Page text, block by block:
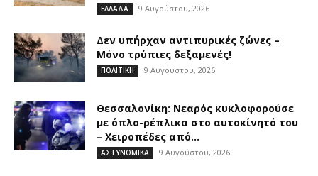
ΕΛΛΑΔΑ 9 Αυγούστου, 2026
Δεν υπήρχαν αντιπυρικές ζώνες –
Μόνο τρύπιες δεξαμενές!
ΠΟΛΙΤΙΚΗ 9 Αυγούστου, 2026
Θεσσαλονίκη: Νεαρός κυκλοφορούσε
με όπλο-ρέπλικα στο αυτοκίνητό του
– Χειροπέδες από...
ΑΣΤΥΝΟΜΙΚΑ 9 Αυγούστου, 2026